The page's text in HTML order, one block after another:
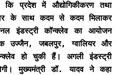
प्रदेश में औद्योगिकीकरण तथा
के साथ कदम से कदम मिलाकर
इंडस्ट्री कॉन्क्लेव का आयोजन
उज्जैन, जबलपुर, ग्वालियर और
हो चुकी हैं। अगली इंडस्ट्री
मुख्यमंत्री डॉ. यादव ने कहा